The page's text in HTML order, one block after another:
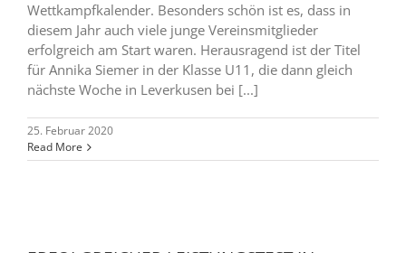
Wettkampfkalender. Besonders schön ist es, dass in
diesem Jahr auch viele junge Vereinsmitglieder
erfolgreich am Start waren. Herausragend ist der Titel
für Annika Siemer in der Klasse U11, die dann gleich
nächste Woche in Leverkusen bei [...]
25. Februar 2020
Read More